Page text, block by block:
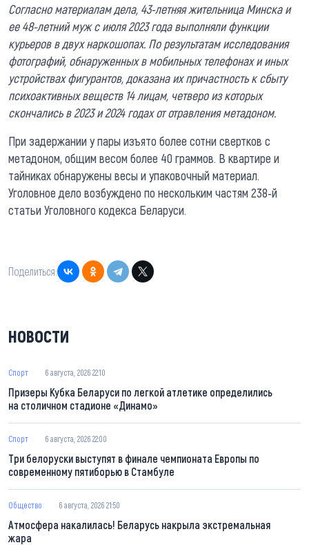
Согласно материалам дела, 43-летняя жительница Минска и
ее 48-летний муж с июля 2023 года выполняли функции
курьеров в двух наркошопах. По результатам исследования
фотографий, обнаруженных в мобильных телефонах и иных
устройствах фигурантов, доказана их причастность к сбыту
психоактивных веществ 14 лицам, четверо из которых
скончались в 2023 и 2024 годах от отравления метадоном.
При задержании у пары изъято более сотни свертков с
метадоном, общим весом более 40 граммов. В квартире и
тайниках обнаружены весы и упаковочный материал.
Уголовное дело возбуждено по нескольким частям 238-й
статьи Уголовного кодекса Беларуси.
Поделиться:
НОВОСТИ
Спорт 6 августа, 2026 22:10
Призеры Кубка Беларуси по легкой атлетике определились
на столичном стадионе «Динамо»
Спорт 6 августа, 2026 22:00
Три белоруски выступят в финале чемпионата Европы по
современному пятиборью в Стамбуле
Общество 6 августа, 2026 21:50
Атмосфера накалилась! Беларусь накрыла экстремальная
жара